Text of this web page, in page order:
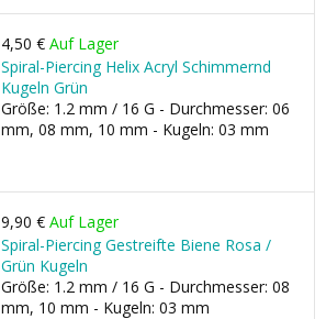
4,50 € Auf Lager
Spiral-Piercing Helix Acryl Schimmernd
Kugeln Grün
Größe: 1.2 mm / 16 G - Durchmesser: 06
mm, 08 mm, 10 mm - Kugeln: 03 mm
9,90 € Auf Lager
Spiral-Piercing Gestreifte Biene Rosa /
Grün Kugeln
Größe: 1.2 mm / 16 G - Durchmesser: 08
mm, 10 mm - Kugeln: 03 mm